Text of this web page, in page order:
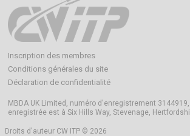
Inscription des membres
Conditions générales du site
Déclaration de confidentialité
MBDA UK Limited, numéro d'enregistrement
enregistrée est à Six Hills Way, Stevenage,
Droits d'auteur CW ITP © 2026